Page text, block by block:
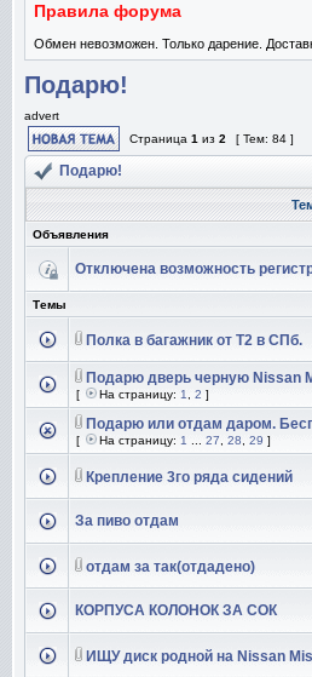
Правила форума
Обмен невозможен. Только дарение.
Подарю!
advert
Страница 1 из 2 [ Тем: 84 ]
Подарю!
Объявления
Отключена возможность
Темы
Полка в багажник от Т2 в СПб.
Подарю дверь черную Nissan
[ На страницу: 1 2 ]
Подарю или отдам даром.
[ На страницу: 1 27 28 29 ]
Крепление 3го ряда сидений
За пиво отдам
отдам за так(отдадено)
КОРПУСА КОЛОНОК ЗА СОК
ИЩУ диск родной на Nissan